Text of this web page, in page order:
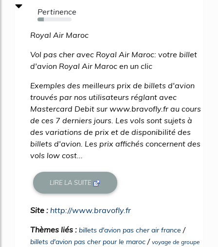
Pertinence
18%
Royal Air Maroc
Vol pas cher avec Royal Air Maroc: votre billet
d'avion Royal Air Maroc en un clic
Exemples des meilleurs prix de billets d'avion
trouvés par nos utilisateurs réglant avec
Mastercard Debit sur www.bravofly.fr au cours
de ces 7 derniers jours. Les vols sont sujets à
des variations de prix et de disponibilité des
billets d'avion. Les prix affichés concernent des
vols low cost...
LIRE LA SUITE
Site : http://www.bravofly.fr
Thèmes liés : billets d'avion pas cher air france /
billets d'avion pas cher pour le maroc / voyage de groupe